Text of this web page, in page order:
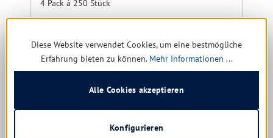
4 Pack á 250 Stück
49,10 €(66.56% gespart)
Diese Website verwendet Cookies, um eine bestmögliche
Erfahrung bieten zu können. Mehr Informationen ...
Konfigurieren
Alle Cookies akzeptieren